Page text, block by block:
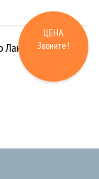
ЦЕНА
Звоните!
Лакобель и МДФ